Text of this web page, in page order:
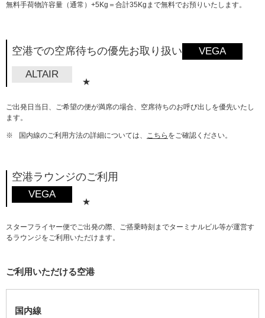
無料手荷物許容量（通常）+5Kg＝合計35Kgまで無料でお預りいたします。
空港での空席待ちの優先お取り扱い VEGA
ALTAIR
★
ご出発日当日、ご希望の便が満席の場合、空席待ちのお呼び出しを優先いたし
ます。
※ 国内線のご利用方法の詳細については、 こちら をご確認ください。
空港ラウンジのご利用
VEGA
★
スターフライヤー便でご出発の際、ご搭乗時刻までターミナルビル等が運営す
るラウンジをご利用いただけます。
ご利用いただける空港
国内線